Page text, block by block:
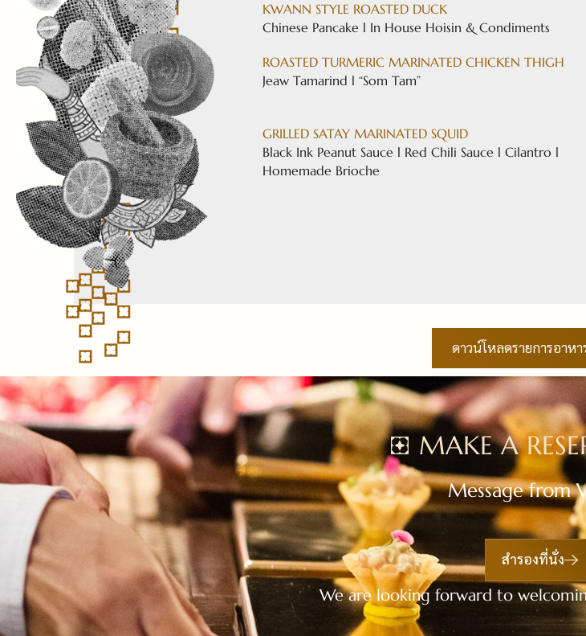
KWANN STYLE ROASTED DUCK
Chinese Pancake l In House Hoisin & Condiments
ROASTED TURMERIC MARINATED CHICKEN THIGH
Jeaw Tamarind l “Som Tam”
GRILLED SATAY MARINATED SQUID
Black Ink Peanut Sauce l Red Chili Sauce l Cilantro l
Homemade Brioche
ดาวน์โหลดรายการอาหา
MAKE A
Message from
สำรองที่นั่ง
We are looking forward to